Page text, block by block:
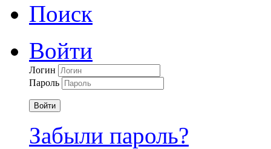
Поиск
Войти
Логин
Пароль
Войти
Забыли пароль?